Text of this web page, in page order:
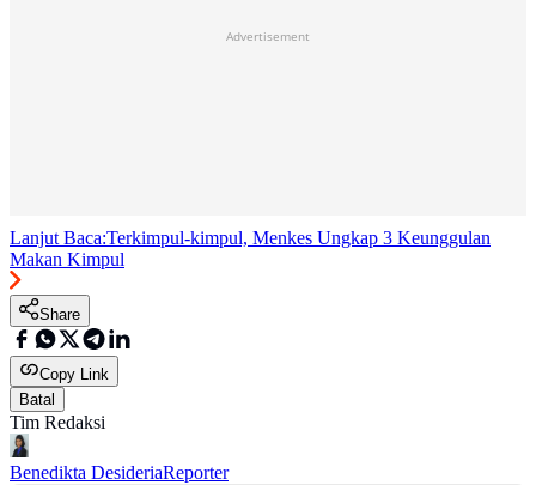
Advertisement
Lanjut Baca:Terkimpul-kimpul, Menkes Ungkap 3 Keunggulan
Makan Kimpul
Share
Copy Link
Batal
Tim Redaksi
Benedikta DesideriaReporter